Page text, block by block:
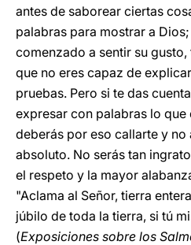
antes de saborear ciertas
palabras para mostrar a
comenzado a sentir su
que no eres capaz de
pruebas. Pero si te das
expresar con palabras lo que
deberás por eso callarte y no
absoluto. No serás tan
el respeto y la mayor
"Aclama al Señor, tierra
júbilo de toda la tierra, si tú
(Exposiciones sobre los